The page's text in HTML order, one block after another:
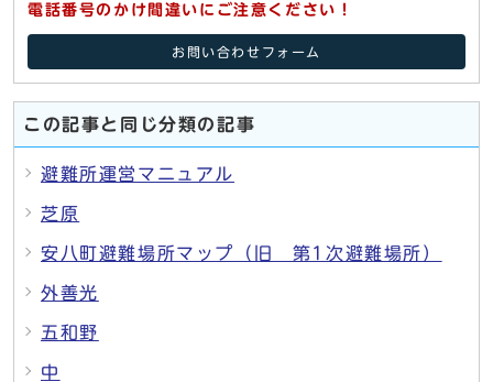
電話番号のかけ間違いにご注意ください！
お問い合わせフォーム
この記事と同じ分類の記事
避難所運営マニュアル
芝原
安八町避難場所マップ（旧 第1次避難場所）
外善光
五和野
中